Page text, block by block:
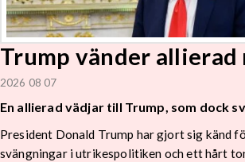
Trump vänder allierad
2026 08 07
En allierad vädjar till Trump, som dock
President Donald Trump har gjort sig känd
svängningar i utrikespolitiken och ett hårt